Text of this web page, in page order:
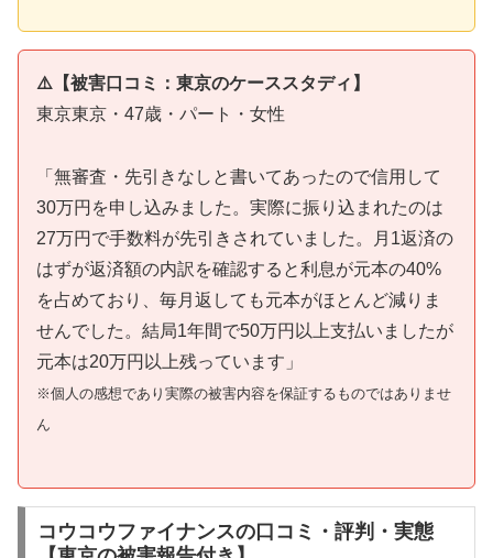
⚠️【被害口コミ：東京のケーススタディ】
東京東京・47歳・パート・女性
「無審査・先引きなしと書いてあったので信用して
30万円を申し込みました。実際に振り込まれたのは
27万円で手数料が先引きされていました。月1返済の
はずが返済額の内訳を確認すると利息が元本の40%
を占めており、毎月返しても元本がほとんど減りま
せんでした。結局1年間で50万円以上支払いましたが
元本は20万円以上残っています」
※個人の感想であり実際の被害内容を保証するものではありませ
ん
コウコウファイナンスの口コミ・評判・実態